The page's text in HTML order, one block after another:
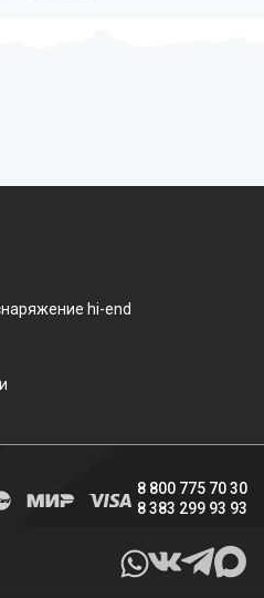
hi-end
8 800 775 70 30
8 383 299 93 93